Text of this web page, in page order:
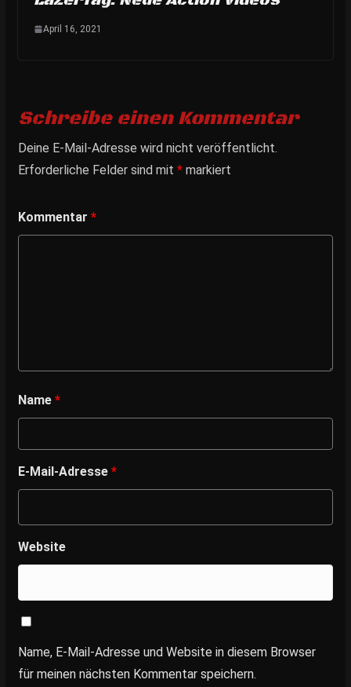
April 16, 2021
Schreibe einen Kommentar
Deine E-Mail-Adresse wird nicht veröffentlicht.
Erforderliche Felder sind mit *markiert
Kommentar *
Name *
E-Mail-Adresse *
Website
Name, E-Mail-Adresse und Website in diesem Browser
für meinen nächsten Kommentar speichern.